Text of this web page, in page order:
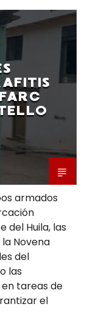
armados
del Huila, las
Novena
del
las
tareas de
el